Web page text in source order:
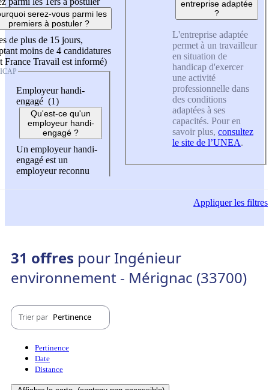
serez-vous parmi les
premiers à postuler ?
de plus de 15 jours,
moins de 4 candidatures
France Travail est informé)
Employeur handi-
engagé (1)
Qu'est-ce qu'un
employeur handi-
engagé ?
Un employeur handi-
engagé est un
employeur reconnu
entreprise adaptée
?
L'entreprise adaptée
permet à un travailleur
en situation de
handicap d'exercer
une activité
professionnelle dans
des conditions
adaptées à ses
capacités. Pour en
savoir plus, consultez
le site de l’UNEA.
Appliquerles filtres
31 offres pour Ingénieur
environnement - Mérignac (33700)
Trier par Pertinence
Pertinence
Date
Distance